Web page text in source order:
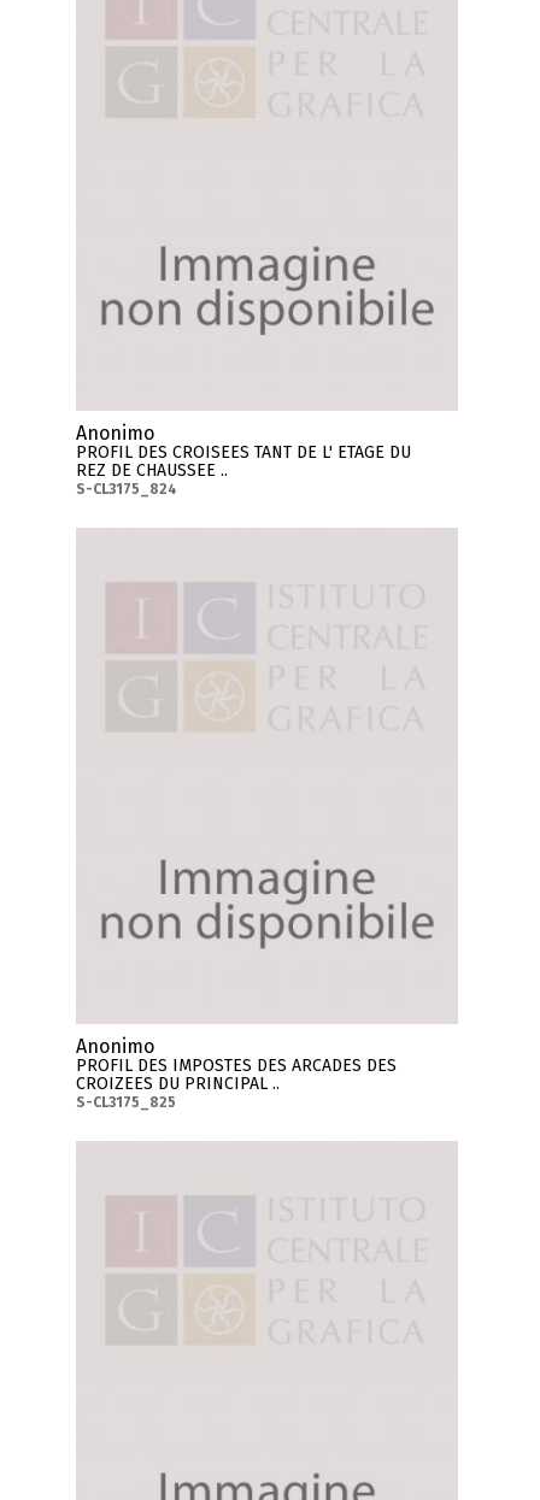
Anonimo
PROFIL DES CROISEES TANT DE L' ETAGE DU
REZ DE CHAUSSEE ..
S-CL3175_824
Anonimo
PROFIL DES IMPOSTES DES ARCADES DES
CROIZEES DU PRINCIPAL ..
S-CL3175_825